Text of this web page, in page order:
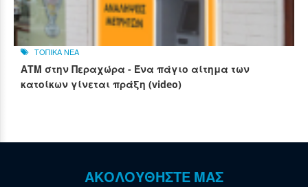
ΤΟΠΙΚΑ ΝΕΑ
ΑΤΜ στην Περαχώρα - Ένα πάγιο αίτημα των
κατοίκων γίνεται πράξη (video)
ΑΚΟΛΟΥΘΗΣΤΕ ΜΑΣ